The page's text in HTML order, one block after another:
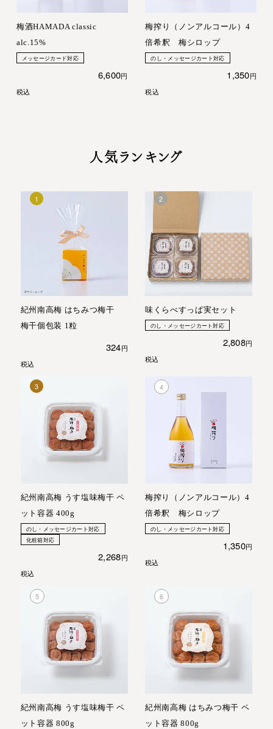
梅酒HAMADA classic
alc.15%
メッセージカード対応
6,600
税込
梅搾り（ノンアルコール）4
倍希釈 梅シロップ
のし・メッセージカート対応
1,350
税込
人気ランキング
紀州南高梅 はちみつ梅干
梅干個包装 1粒
324
税込
味くらべすっぱ実セット
のし・メッセージカート対応
2,808
税込
紀州南高梅 うす塩味梅干 ペ
ット容器 400g
のし・メッセージカート対応
化粧箱対応
2,268
税込
梅搾り（ノンアルコール）4
倍希釈 梅シロップ
のし・メッセージカート対応
1,350
税込
紀州南高梅 うす塩味梅干 ペ
ット容器 800g
紀州南高梅 はちみつ梅干 ペ
ット容器 800g